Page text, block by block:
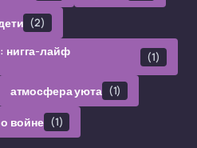
(2)
нигга-лайф (1)
атмосфера уюта (1)
войне (1)